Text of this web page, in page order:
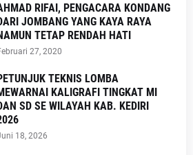
RIFAI, PENGACARA KONDANG
JOMBANG YANG KAYA RAYA
TETAP RENDAH HATI
27, 2020
TEKNIS LOMBA
KALIGRAFI TINGKAT MI
SD SE WILAYAH KAB. KEDIRI
18, 2026